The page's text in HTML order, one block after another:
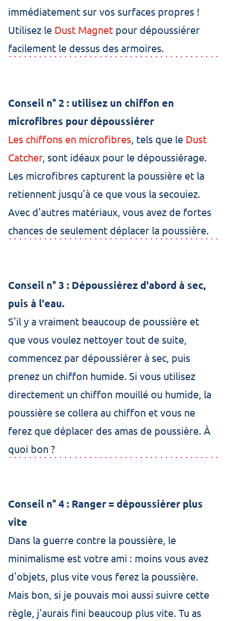
immédiatement sur vos surfaces propres !
Utilisez le Dust Magnet pour dépoussiérer
facilement le dessus des armoires.
Conseil n° 2 : utilisez un chiffon en
microfibres pour dépoussiérer
Les chiffons en microfibres, tels que le Dust
Catcher, sont idéaux pour le dépoussiérage.
Les microfibres capturent la poussière et la
retiennent jusqu'à ce que vous la secouiez.
Avec d'autres matériaux, vous avez de fortes
chances de seulement déplacer la poussière.
Conseil n° 3 : Dépoussiérez d'abord à sec,
puis à l'eau.
S'il y a vraiment beaucoup de poussière et
que vous voulez nettoyer tout de suite,
commencez par dépoussiérer à sec, puis
prenez un chiffon humide. Si vous utilisez
directement un chiffon mouillé ou humide, la
poussière se collera au chiffon et vous ne
ferez que déplacer des amas de poussière. À
quoi bon ?
Conseil n° 4 : Ranger = dépoussiérer plus
vite
Dans la guerre contre la poussière, le
minimalisme est votre ami : moins vous avez
d'objets, plus vite vous ferez la poussière.
Mais bon, si je pouvais moi aussi suivre cette
règle, j'aurais fini beaucoup plus vite. Tu as